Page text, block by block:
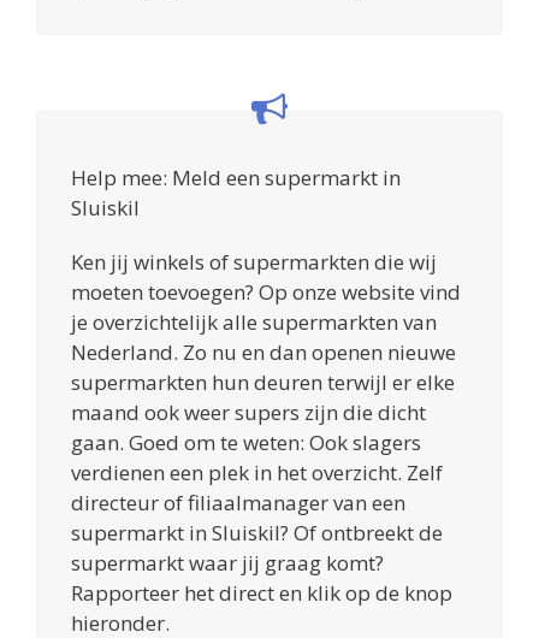
Help mee: Meld een supermarkt in
Sluiskil
Ken jij winkels of supermarkten die wij
moeten toevoegen? Op onze website vind
je overzichtelijk alle supermarkten van
Nederland. Zo nu en dan openen nieuwe
supermarkten hun deuren terwijl er elke
maand ook weer supers zijn die dicht
gaan. Goed om te weten: Ook slagers
verdienen een plek in het overzicht. Zelf
directeur of filiaalmanager van een
supermarkt in Sluiskil? Of ontbreekt de
supermarkt waar jij graag komt?
Rapporteer het direct en klik op de knop
hieronder.